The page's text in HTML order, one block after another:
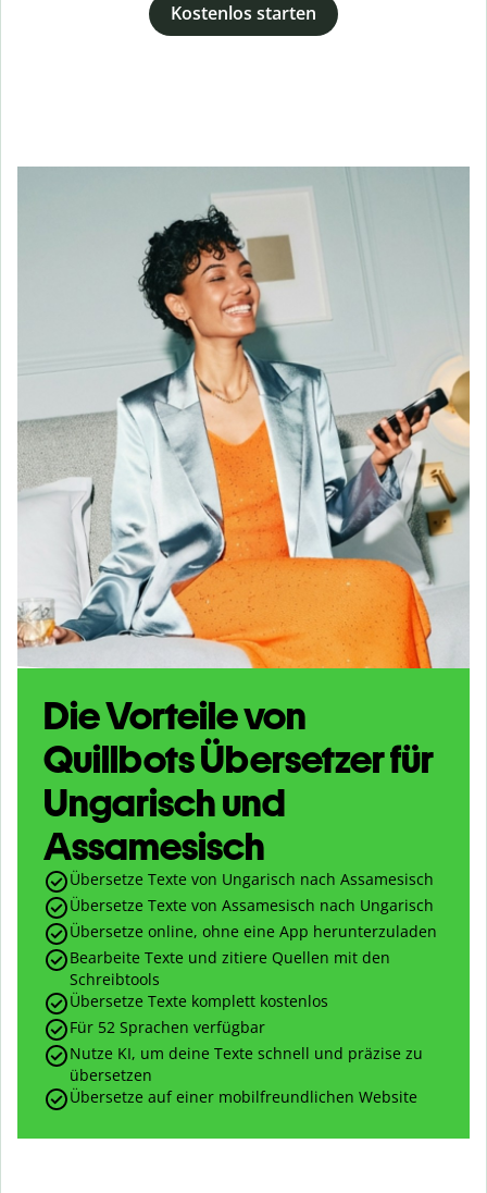
Kostenlos starten
Die Vorteile von
Quillbots Übersetzer für
Ungarisch und
Assamesisch
Übersetze Texte von Ungarisch nach Assamesisch
Übersetze Texte von Assamesisch nach Ungarisch
Übersetze online, ohne eine App herunterzuladen
Bearbeite Texte und zitiere Quellen mit den
Schreibtools
Übersetze Texte komplett kostenlos
Für 52 Sprachen verfügbar
Nutze KI, um deine Texte schnell und präzise zu
übersetzen
Übersetze auf einer mobilfreundlichen Website